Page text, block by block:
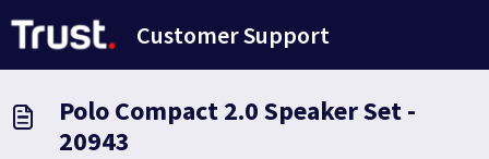
Customer Support
Polo Compact 2.0 Speaker Set -
20943